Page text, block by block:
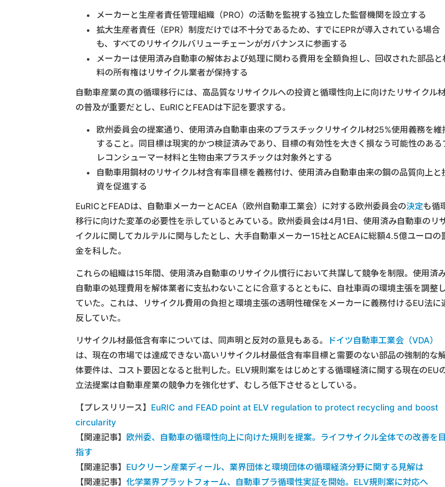
メーカーと生産者責任管理組織（PRO）の活動を監視する独立した監督機関を設立する
拡大生産者責任（EPR）制度だけでは不十分であるため、すでにEPRが導入されている場合
も、すべてのリサイクルバリューチェーンがガバナンスに参画する
メーカーは使用済み自動車の解体および処理に関わる費用を全額負担し、回収された部品と
料の所有権はリサイクル業者が保持する
自動車産業の真の循環移行には、高品質なリサイクルへの投資と循環性向上に向けたリサイクル
の普及が重要だとし、EuRICとFEADは下記を要求する。
欧州委員会の提案通り、使用済み自動車由来のプラスチックリサイクル材25%使用義務を維
すること。同目標は現実的かつ検証済みであり、目標の有効性を大きく損なう可能性のある
レコンシューマー材料と生物由来プラスチックは対象外とする
自動車用鋼材のリサイクル材含有率目標を義務付け、使用済み自動車由来の鋼の品質向上と
資を促進する
EuRICとFEADは、自動車メーカーとACEA（欧州自動車工業会）に対する欧州委員会の決定も循
移行に向けた変革の必要性を示しているとみている。欧州委員会は4月1日、使用済み自動車のリ
イクルに関してカルテルに関与したとし、大手自動車メーカー15社とACEAに総額4.5億ユーロの
金を科した。
これらの組織は15年間、使用済み自動車のリサイクル慣行において共謀して競争を制限。使用済
自動車の処理費用を解体業者に支払わないことに合意するとともに、自社車両の環境主張を調整
ていた。これは、リサイクル費用の負担と環境主張の透明性確保をメーカーに義務付けるEU法に
反していた。
リサイクル材最低含有率については、同声明と反対の意見もある。
ドイツ自動車工業会（VDA）
は、現在の市場では達成できない高いリサイクル材最低含有率目標と需要のない部品の強制的な
体要件は、コスト要因となると批判した。ELV規則案をはじめとする循環経済に関する現在のEU
立法提案は自動車産業の競争力を強化せず、むしろ低下させるとしている。
【プレスリリース】 EuRIC and FEAD point at ELV regulation to protect recycling and boost
circularity
【関連記事】 欧州委、自動車の循環性向上に向けた規則を提案。ライフサイクル全体での改善を目
指す
【関連記事】 EUクリーン産業ディール、業界団体と環境団体の循環経済分野に関する見解は
【関連記事】 化学業界プラットフォーム、自動車プラ循環性実証を開始。ELV規則案に対応へ